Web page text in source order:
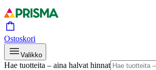
Ostoskori
Valikko
Hae tuotteita – aina halvat hinnat